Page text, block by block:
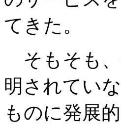
てきた。
そもそも、
明されてい
ものに発展